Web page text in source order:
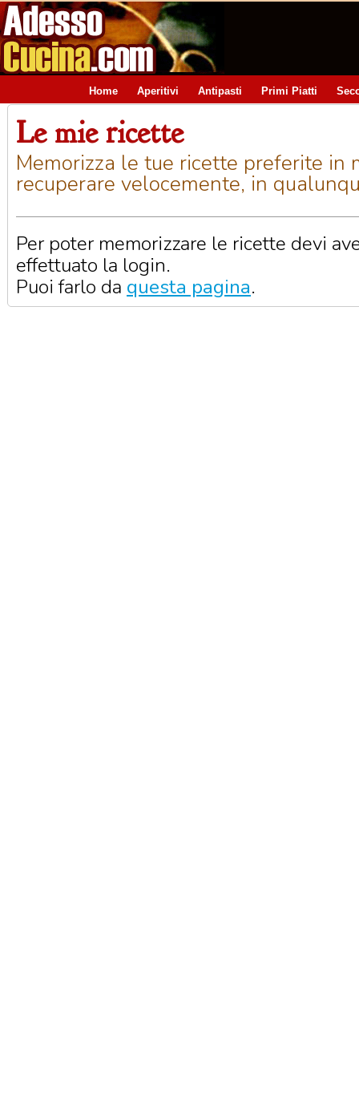
Home Aperitivi Antipasti Primi Piatti
Le mie ricette
Memorizza le tue ricette preferite in
recuperare velocemente, in
Per poter memorizzare le ricette devi
effettuato la login.
Puoi farlo da questa pagina.